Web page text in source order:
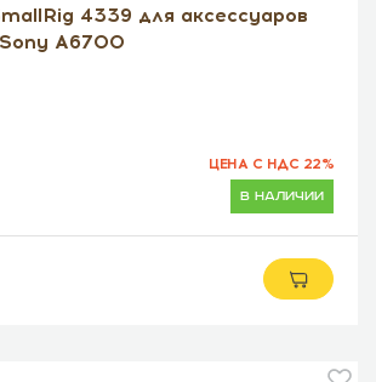
4339 для аксессуаров
A6700
в наличии
ЦЕНА С НДС 22%